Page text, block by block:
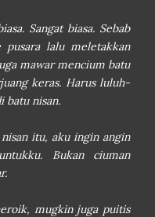
Sangat biasa. Sebab
pusara lalu meletakkan
mawar mencium batu
keras. Harus luluh-
batu nisan.
itu, aku ingin angin
Bukan ciuman
mugkin juga puitis